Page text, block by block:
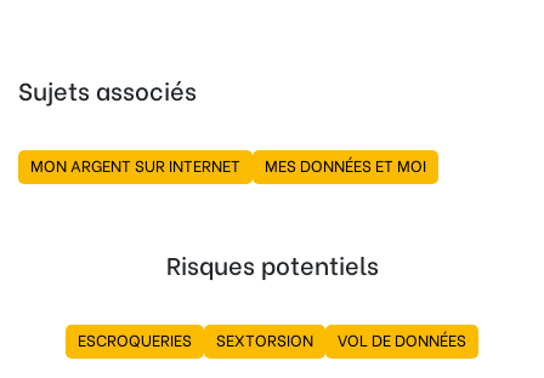
Sujets associés
MON ARGENT SUR INTERNET MES DONNÉES ET MOI
Risques potentiels
ESCROQUERIES SEXTORSION VOL DE DONNÉES